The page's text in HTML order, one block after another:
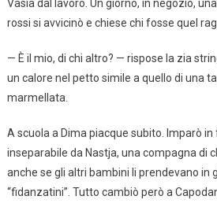
Vasia dal lavoro. Un giorno, in negozio,
rossi si avvicinò e chiese chi fosse quel
— È il mio, di chi altro? — rispose la zia
un calore nel petto simile a quello di una
marmellata.
A scuola a Dima piacque subito. Imparò
inseparabile da Nastja, una compagna di
anche se gli altri bambini li prendevano in
“fidanzatini”. Tutto cambiò però a